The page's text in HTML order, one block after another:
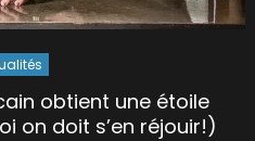
obtient une étoile
on doit s’en réjouir!)